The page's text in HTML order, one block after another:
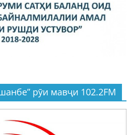
рӯи мавҷи 102.2FM